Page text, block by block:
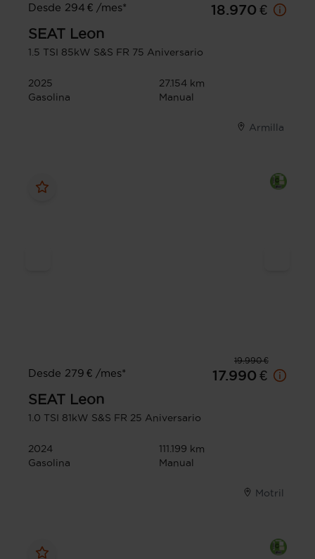
Desde 294 € /mes*
18.970 €
SEAT Leon
1.5 TSI 85kW S&S FR 75 Aniversario
2025
27.154 km
Gasolina
Manual
Armilla
19.990 €
Desde 279 € /mes*
17.990 €
SEAT Leon
1.0 TSI 81kW S&S FR 25 Aniversario
2024
111.199 km
Gasolina
Manual
Motril